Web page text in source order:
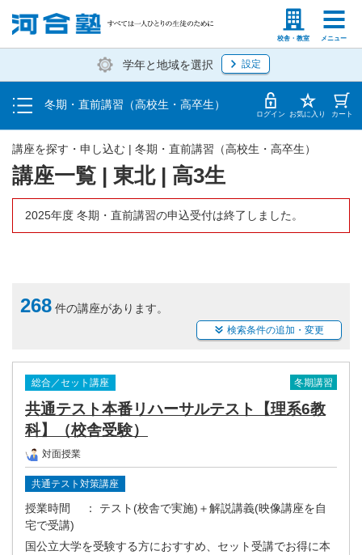
校舎・教室 メニュー
塾生の方 高等学校の先生
学年と地域を選択 設定
冬期・直前講習（高校生・高卒生）
受講料・お申し込み方法
受講開始までの流れ
校舎一覧 ログイン お気に入り カート
講座一覧 | 東北 | 高3生
講座を探す・申し込む | 冬期・直前講習（高校生・高卒生）
2025年度 冬期・直前講習の申込受付は終了しました。
268 件の講座があります。
検索条件の追加・変更
総合／セット講座 冬期講習
共通テスト本番リハーサルテスト【理系6教
科】（校舎受験）
対面授業
共通テスト対策講座
授業時間
： テスト(校舎で実施)＋解説講義(映像講座を自
宅で受講)
国公立大学を受験する方におすすめ、セット受講でお得に本